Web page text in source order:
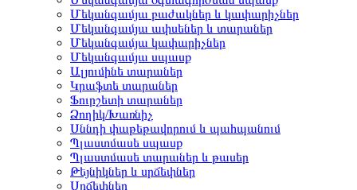
Մեկանգամյա բաժակներ և կափարիչներ
Մեկանգամյա ափսեներ և տարաներ
Մեկանգամյա կափարիչներ
Մեկանգամյա սպասք
Ալյումինե տարաներ
Կրաֆտե տարաներ
Ֆուրշետի տարաներ
Ձողիկ/Խառնիչ
Սննդի փաթեթավորում և պահպանում
Պլաստմասե սպասք
Պլաստմասե տարաներ և թասեր
Թեյնիկներ և սրճեփներ
Սրճեփներ